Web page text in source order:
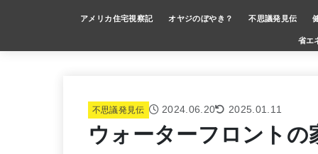
アメリカ住宅視察記 オヤジのぼやき？ 不思議発見伝
省エ
不思議発見伝 2024.06.20 2025.01.11
ウォーターフロントの